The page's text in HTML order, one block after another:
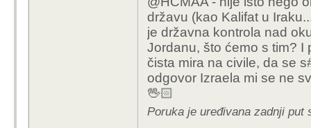
državu (kao Kalifat u
je državna kontrola nad
Jordanu, što ćemo s tim? I
čista mira na civile, da se
odgovor Izraela mi se ne
🖖🏻
Poruka je uređivana zadnji put